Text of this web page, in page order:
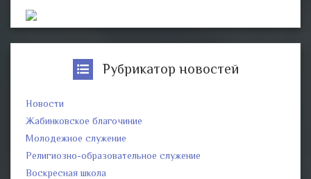
Рубрикатор новостей
Новости
Жабинковское благочиние
Молодежное служение
Религиозно-образовательное служение
Воскресная школа